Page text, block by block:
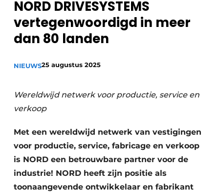
Privacy / Cookie statement
Vacature aanmelden
Vacatures
Video’s
NORD DRIVESYSTEMS
vertegenwoordigd in meer
dan 80 landen
NIEUWS25 augustus 2025
Wereldwijd netwerk voor productie, service en
verkoop
Met een wereldwijd netwerk van vestigingen
voor productie, service, fabricage en verkoop
is NORD een betrouwbare partner voor de
industrie! NORD heeft zijn positie als
toonaangevende ontwikkelaar en fabrikant